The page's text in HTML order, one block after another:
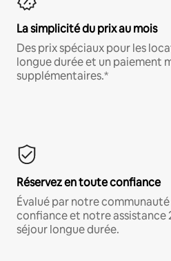
La simplicité du prix au mois
Des prix spéciaux pour les
longue durée et un paiement
supplémentaires.*
Réservez en toute confiance
Évalué par notre
confiance et notre
séjour longue durée.